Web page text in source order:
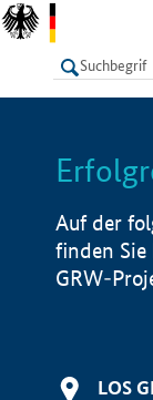
LISTE
Auf der
finden
GRW-
LOS